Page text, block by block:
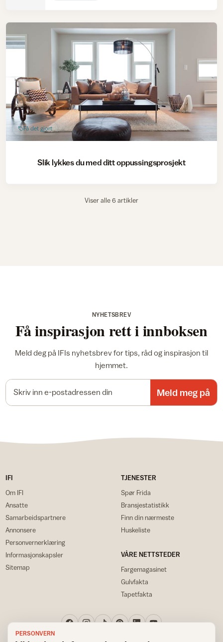
Få det gjort
Slik lykkes du med ditt oppussingsprosjekt
Viser alle 6 artikler
NYHETSBREV
Få inspirasjon rett i innboksen
Meld deg på IFIs nyhetsbrev for tips, råd og inspirasjon til
hjemmet.
Meld meg på
IFI
Om IFI
Ansatte
Samarbeidspartnere
Annonsere
Personvernerklæring
Informasjonskapsler
Sitemap
TJENESTER
Spør Frida
Bransjestatistikk
Finn din nærmeste
Huskeliste
VÅRE NETTSTEDER
Fargemagasinet
Gulvfakta
Tapetfakta
PERSONVERN